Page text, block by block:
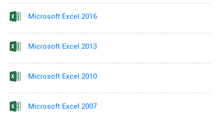
Microsoft Excel 2016
Microsoft Excel 2013
Microsoft Excel 2010
Microsoft Excel 2007